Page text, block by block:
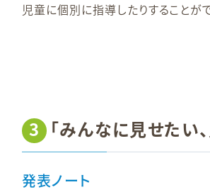
児童に個別に指導したりすることが
3 「みんなに見せたい
発表ノート